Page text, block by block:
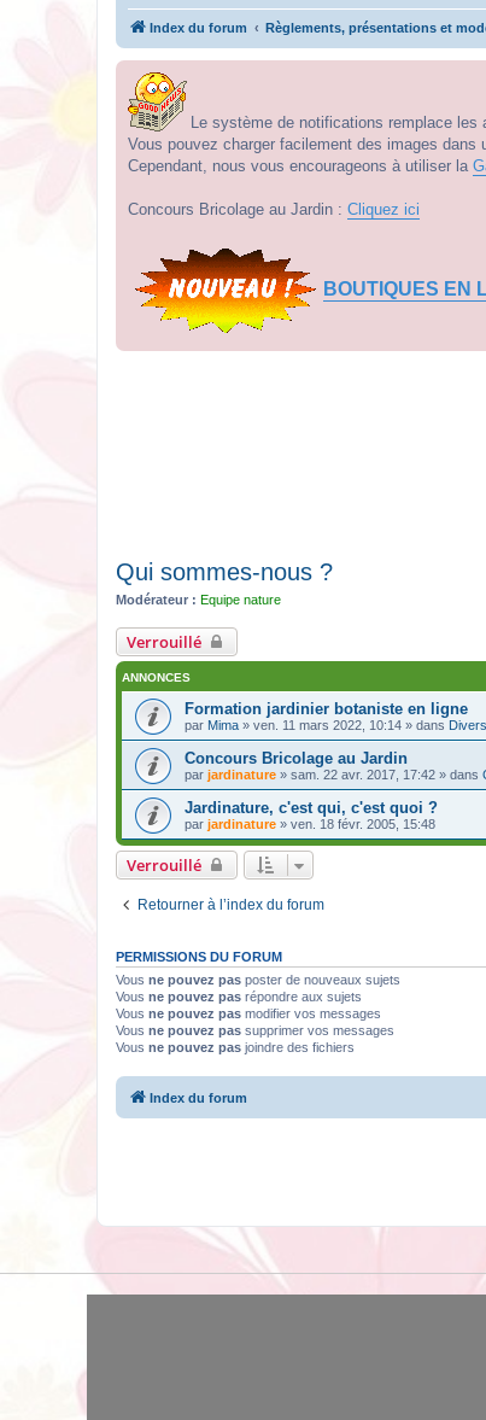
Index du forum Règlements, présentations et
Le système de notifications remplace les
Vous pouvez charger facilement des images
Cependant, nous vous encourageons à utiliser la
Concours Bricolage au Jardin : Cliquez ici
BOUTIQUES EN
Qui sommes-nous ?
Modérateur : Equipe nature
Verrouillé
ANNONCES
Formation jardinier botaniste en ligne
par Mima » ven. 11 mars 2022, 10:14 » dans Divers
Concours Bricolage au Jardin
par jardinature » sam. 22 avr. 2017, 17:42 » dans
Jardinature, c'est qui, c'est quoi ?
par jardinature » ven. 18 févr. 2005, 15:48
Verrouillé
Retourner à l’index du forum
PERMISSIONS DU FORUM
Vous ne pouvez pas poster de nouveaux sujets
Vous ne pouvez pas répondre aux sujets
Vous ne pouvez pas modifier vos messages
Vous ne pouvez pas supprimer vos messages
Vous ne pouvez pas joindre des fichiers
Index du forum